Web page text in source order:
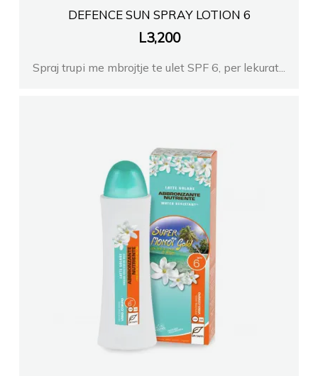
DEFENCE SUN SPRAY LOTION 6
L3,200
Spraj trupi me mbrojtje te ulet SPF 6, per lekurat...